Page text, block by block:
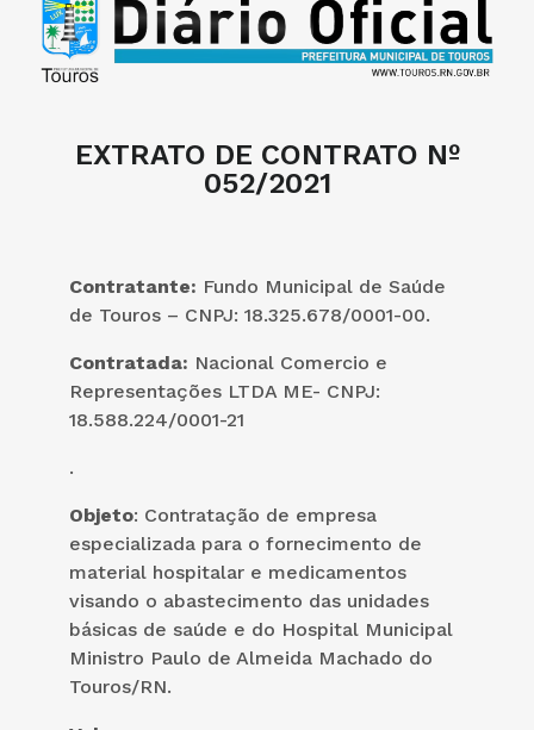
EXTRATO DE CONTRATO Nº
052/2021
Contratante: Fundo Municipal de Saúde
de Touros – CNPJ: 18.325.678/0001-00.
Contratada: Nacional Comercio e
Representações LTDA ME- CNPJ:
18.588.224/0001-21
.
Objeto: Contratação de empresa
especializada para o fornecimento de
material hospitalar e medicamentos
visando o abastecimento das unidades
básicas de saúde e do Hospital Municipal
Ministro Paulo de Almeida Machado do
Touros/RN.
PERGUNTAS FREQUENTES